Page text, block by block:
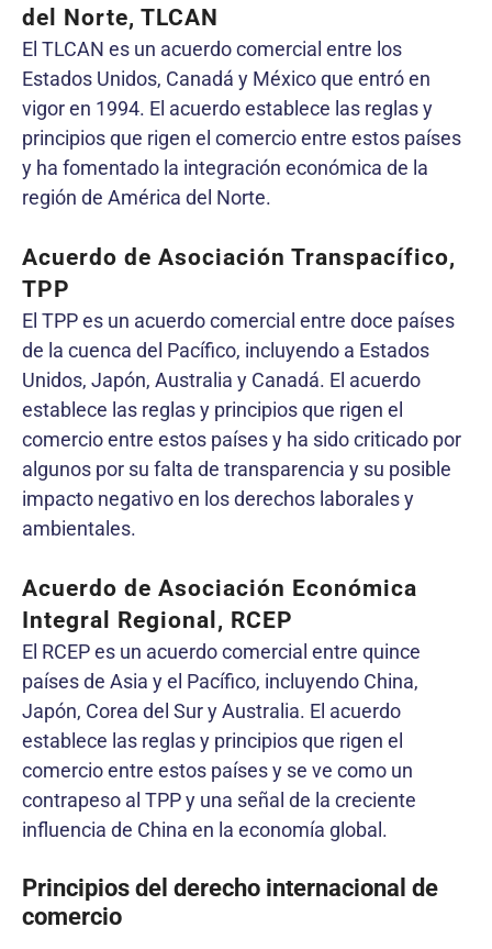
del Norte, TLCAN
El TLCAN es un acuerdo comercial entre los
Estados Unidos, Canadá y México que entró en
vigor en 1994. El acuerdo establece las reglas y
principios que rigen el comercio entre estos países
y ha fomentado la integración económica de la
región de América del Norte.
Acuerdo de Asociación Transpacífico,
TPP
El TPP es un acuerdo comercial entre doce países
de la cuenca del Pacífico, incluyendo a Estados
Unidos, Japón, Australia y Canadá. El acuerdo
establece las reglas y principios que rigen el
comercio entre estos países y ha sido criticado por
algunos por su falta de transparencia y su posible
impacto negativo en los derechos laborales y
ambientales.
Acuerdo de Asociación Económica
Integral Regional, RCEP
El RCEP es un acuerdo comercial entre quince
países de Asia y el Pacífico, incluyendo China,
Japón, Corea del Sur y Australia. El acuerdo
establece las reglas y principios que rigen el
comercio entre estos países y se ve como un
contrapeso al TPP y una señal de la creciente
influencia de China en la economía global.
Principios del derecho internacional de
comercio